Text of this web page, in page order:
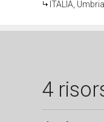
ITALIA,
4